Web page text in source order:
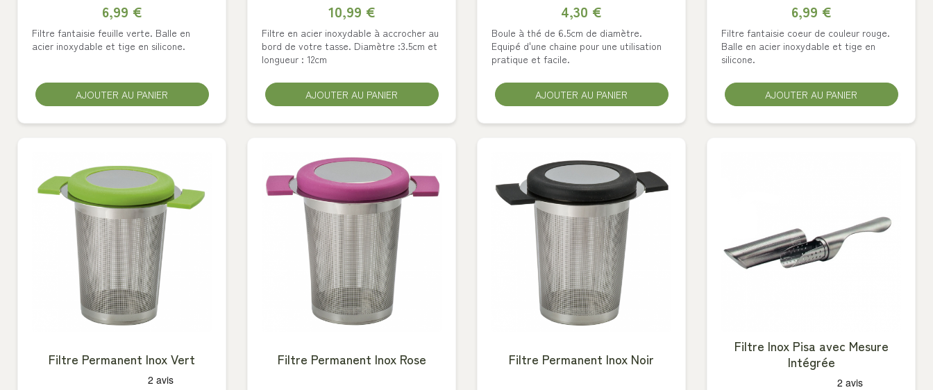
6,99 €
Filtre fantaisie feuille verte. Balle en
acier inoxydable et tige en silicone.
AJOUTER AU PANIER
10,99 €
Filtre en acier inoxydable à accrocher au
bord de votre tasse. Diamètre :3.5cm et
longueur : 12cm
AJOUTER AU PANIER
4,30 €
Boule à thé de 6.5cm de diamètre.
Equipé d'une chaine pour une utilisation
pratique et facile.
AJOUTER AU PANIER
6,99 €
Filtre fantaisie coeur de couleur rouge.
Balle en acier inoxydable et tige en
silicone.
AJOUTER AU PANIER
Filtre Permanent Inox Vert Filtre Permanent Inox Rose Filtre Permanent Inox Noir
Filtre Inox Pisa avec Mesure
Intégrée